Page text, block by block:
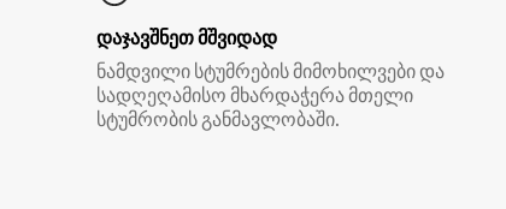
დაჯავშნეთ მშვიდად
ნამდვილი სტუმრების მიმოხილვები და
სადღეღამისო მხარდაჭერა მთელი
სტუმრობის განმავლობაში.